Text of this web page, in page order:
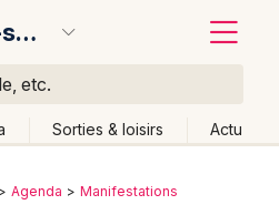
Trouville-sur-Mer
etc.
Sorties & loisirs Actu
Agenda Manifestations